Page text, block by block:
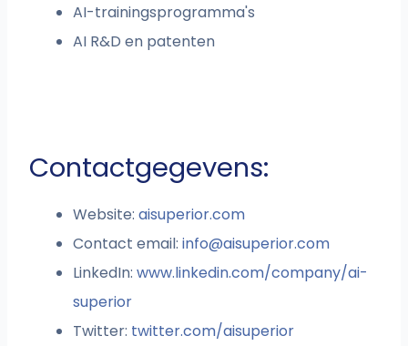
AI-trainingsprogramma's
AI R&D en patenten
Contactgegevens:
Website:aisuperior.com
Contact email:info@aisuperior.com
LinkedIn:www.linkedin.com/company/ai-
superior
Twitter: twitter.com/aisuperior